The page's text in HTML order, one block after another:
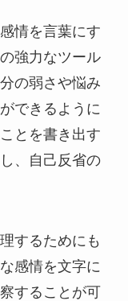
情を言葉にす
強力なツール
の弱さや悩み
できるように
とを書き出す
、自己反省の
するためにも
感情を文字に
することが可